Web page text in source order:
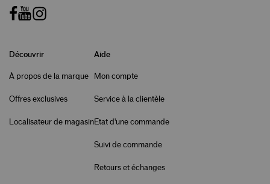
Découvrir
À propos de la marque
Offres exclusives
Localisateur de magasin
Aide
Mon compte
Service à la clientèle
État d'une commande
Suivi de commande
Retours et échanges